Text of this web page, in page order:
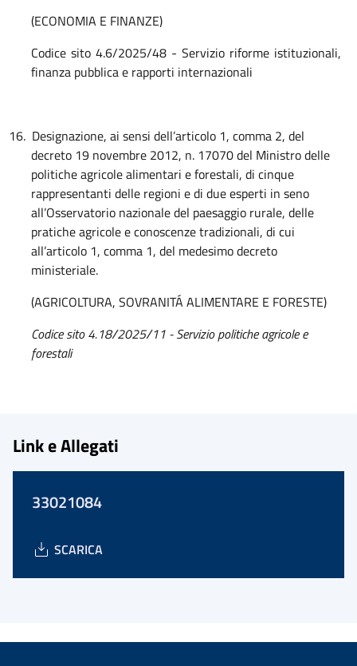
(ECONOMIA E FINANZE)
Codice sito 4.6/2025/48 - Servizio riforme istituzionali,
finanza pubblica e rapporti internazionali
16. Designazione, ai sensi dell’articolo 1, comma 2, del
decreto 19 novembre 2012, n. 17070 del Ministro delle
politiche agricole alimentari e forestali, di cinque
rappresentanti delle regioni e di due esperti in seno
all’Osservatorio nazionale del paesaggio rurale, delle
pratiche agricole e conoscenze tradizionali, di cui
all’articolo 1, comma 1, del medesimo decreto
ministeriale.
(AGRICOLTURA, SOVRANITÁ ALIMENTARE E FORESTE)
Codice sito 4.18/2025/11 - Servizio politiche agricole e
forestali
Link e Allegati
33021084
SCARICA